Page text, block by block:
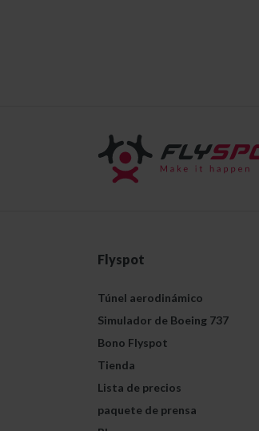
Flyspot
Túnel aerodinámico
Simulador de Boeing 737
Bono Flyspot
Tienda
Lista de precios
paquete de prensa